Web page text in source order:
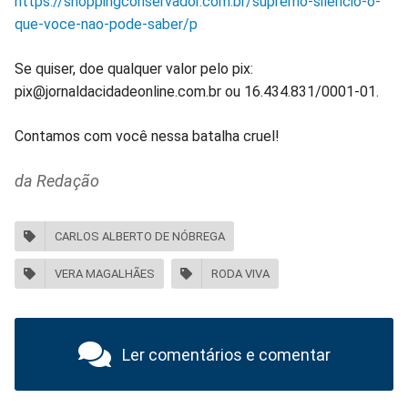
que-voce-nao-pode-saber/p
Se quiser, doe qualquer valor pelo pix:
pix@jornaldacidadeonline.com.br ou 16.434.831/0001-01.
Contamos com você nessa batalha cruel!
da Redação
CARLOS ALBERTO DE NÓBREGA
VERA MAGALHÃES RODA VIVA
Ler comentários e comentar